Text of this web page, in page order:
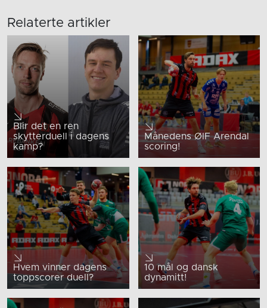
Relaterte artikler
Blir det en ren
skytterduell i dagens
kamp?
Månedens ØIF Arendal
scoring!
Hvem vinner dagens
toppscorer duell?
10 mål og dansk
dynamitt!